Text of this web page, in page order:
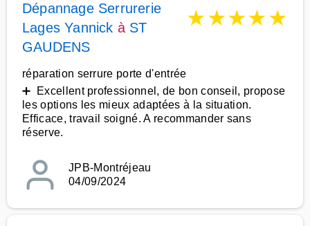
Dépannage Serrurerie
Lages Yannick à ST
GAUDENS
★★★★★
réparation serrure porte d'entrée
➕ Excellent professionnel, de bon conseil, propose
les options les mieux adaptées à la situation.
Efficace, travail soigné. A recommander sans
réserve.
JPB-Montréjeau
04/09/2024